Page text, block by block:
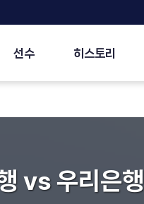
선수 히스토리
vs 우리은행